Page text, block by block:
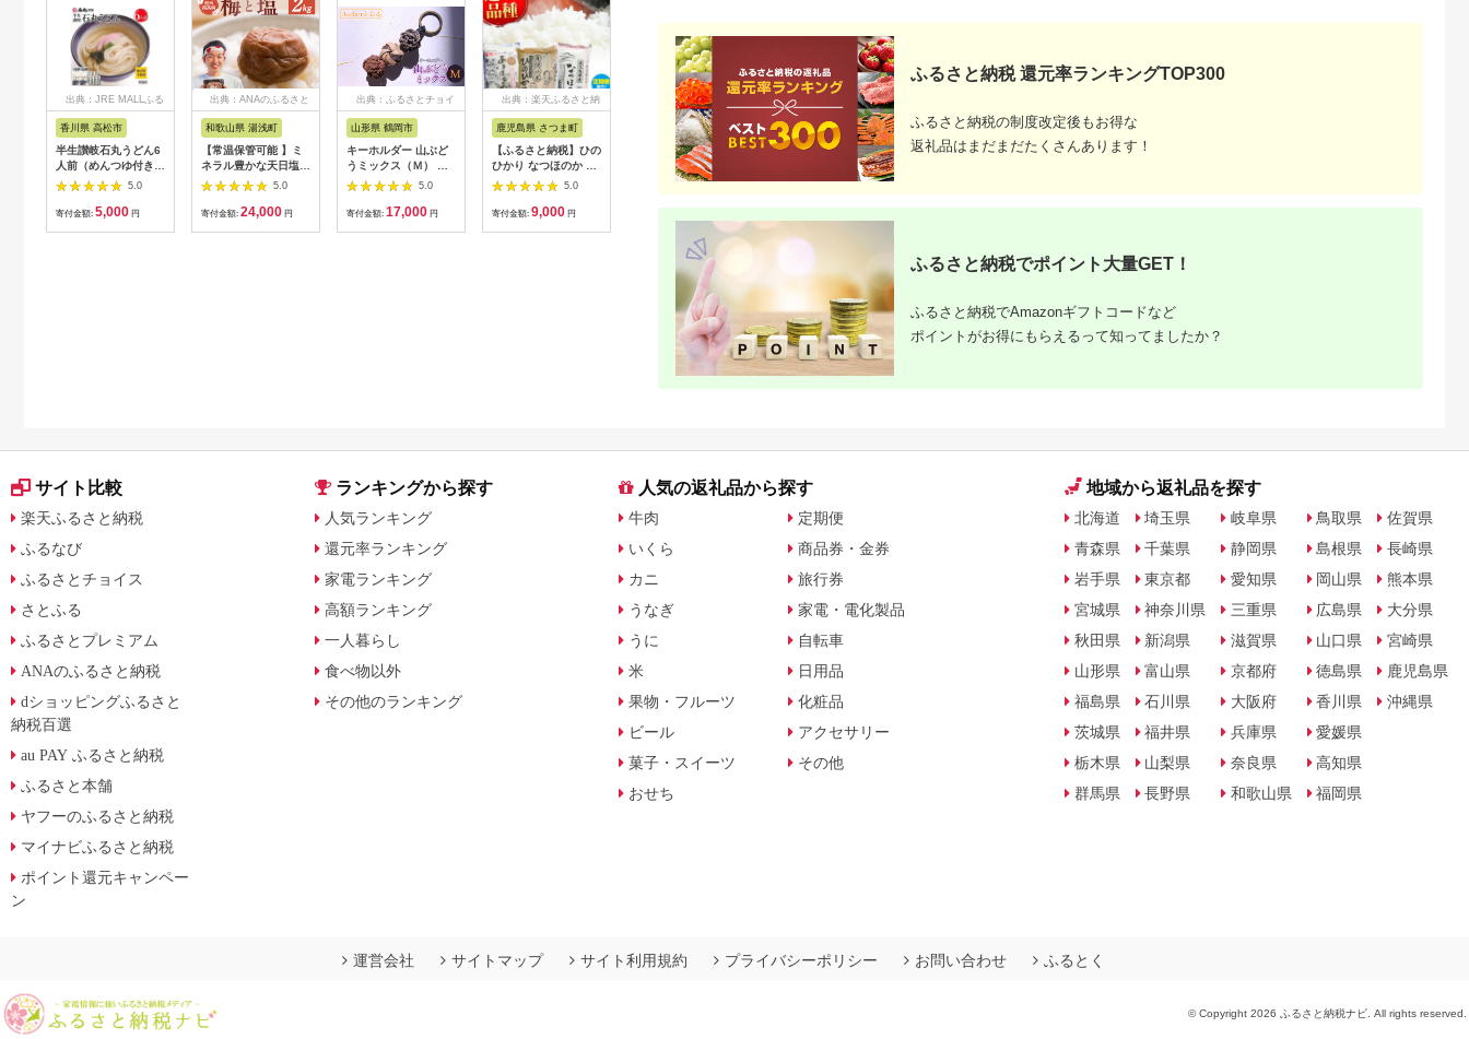
出典：JRE MALLふる
香川県 高松市
半生讃岐石丸うどん6
人前（めんつゆ付き）
麺300g×2袋
5.0
寄付金額: 5,000 円
出典：ANAのふるさと
和歌山県 湯浅町
【常温保管可能 】ミ
ネラル豊かな天日塩だ
けで漬けた無添加梅干
し2kg 梅ボーイズ｜
南高梅
5.0
寄付金額: 24,000 円
出典：ふるさとチョイ
山形県 鶴岡市
キーホルダー 山ぶど
うミックス（Ｍ） 山
形県鶴岡市 アトリエ
かおる | 山葡萄 雑貨
キーホルダー ギフト
5.0
寄付金額: 17,000 円
出典：楽天ふるさと納
鹿児島県 さつま町
【ふるさと納税】ひの
ひかり なつほのか あ
きほなみ 選べる 品種
定期便 米 2kg
5kg《出荷時期をお選
5.0
寄付金額: 9,000 円
出典：ふるさとチョイ
佐賀県 伊万里市
【伊万里焼】ブルーレ
ースパン皿 035-H389
13,000
出典：楽天ふるさと納
税
沖縄県 うるま市
【ふるさと納税】［沖
縄の海塩］ぬちまーす
顆粒（250g）×2袋セ
ット 【ぬちまーす】
食塩 塩 調味料 食卓塩
返礼品 海塩 沖縄 うる
12,000
税
岩手県 二戸市
【ふるさと納税】 い
計1.2kg 027-0407
14,000
宮崎県 日向市
【ふるさと納税】 海
宮崎県 日向市
452060079] 冷凍 ア
14,000
10、30個セット_ 焼
きうに うに ウニ 雲丹
【G1335814】
24,000
【期間限定発送】 [米
吉農園 石川県 志賀町
18,000
ふるさと納税 還元率ランキングTOP300
ふるさと納税の制度改定後もお得な
返礼品はまだまだたくさんあります！
ふるさと納税でポイント大量GET！
ふるさと納税でAmazonギフトコードなど
ポイントがお得にもらえるって知ってましたか？
サイト比較
楽天ふるさと納税
ふるなび
ふるさとチョイス
さとふる
ふるさとプレミアム
ANAのふるさと納税
dショッピングふるさと
納税百選
au PAY ふるさと納税
ふるさと本舗
ヤフーのふるさと納税
マイナビふるさと納税
ポイント還元キャンペー
ン
ランキングから探す
人気ランキング
還元率ランキング
家電ランキング
高額ランキング
一人暮らし
食べ物以外
その他のランキング
人気の返礼品から探す
牛肉
いくら
カニ
うなぎ
うに
米
果物・フルーツ
ビール
菓子・スイーツ
おせち
定期便
商品券・金券
旅行券
家電・電化製品
自転車
日用品
化粧品
アクセサリー
その他
地域から返礼品を探す
北海道
青森県
岩手県
宮城県
秋田県
山形県
福島県
茨城県
栃木県
群馬県
埼玉県
千葉県
東京都
神奈川県
新潟県
富山県
石川県
福井県
山梨県
長野県
岐阜県
静岡県
愛知県
三重県
滋賀県
京都府
大阪府
兵庫県
奈良県
和歌山県
鳥取県
島根県
岡山県
広島県
山口県
徳島県
香川県
愛媛県
高知県
福岡県
佐賀県
長崎県
熊本県
大分県
宮崎県
鹿児島県
沖縄県
運営会社 サイトマップ サイト利用規約 プライバシーポリシー お問い合わせ ふるとく
© Copyright 2026 ふるさと納税ナビ. All rights reserved.